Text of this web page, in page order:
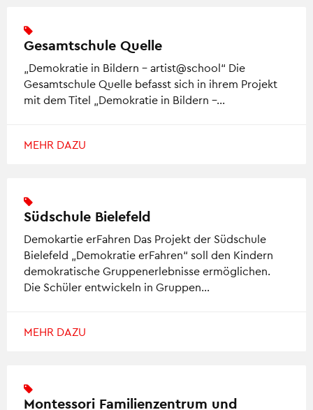
Gesamtschule Quelle
„Demokratie in Bildern – artist@school“ Die
Gesamtschule Quelle befasst sich in ihrem Projekt
mit dem Titel „Demokratie in Bildern –…
MEHR DAZU
Südschule Bielefeld
Demokartie erFahren Das Projekt der Südschule
Bielefeld „Demokratie erFahren“ soll den Kindern
demokratische Gruppenerlebnisse ermöglichen.
Die Schüler entwickeln in Gruppen…
MEHR DAZU
Montessori Familienzentrum und